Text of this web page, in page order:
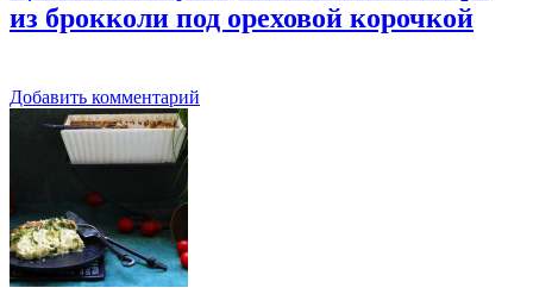
из брокколи под ореховой корочкой
Добавить комментарий